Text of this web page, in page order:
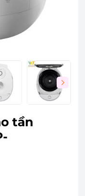
tần